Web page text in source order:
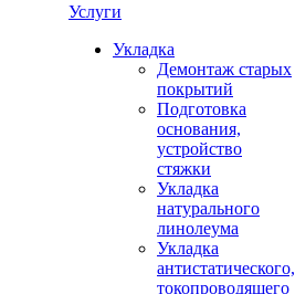
Услуги
Укладка
Демонтаж старых
покрытий
Подготовка
основания,
устройство
стяжки
Укладка
натурального
линолеума
Укладка
антистатического,
токопроводящего